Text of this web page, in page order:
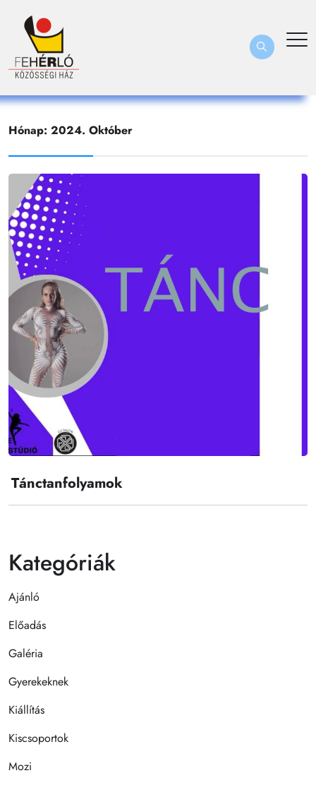
Hónap: 2024. Október
Tánctanfolyamok
Kategóriák
Ajánló
Előadás
Galéria
Gyerekeknek
Kiállítás
Kiscsoportok
Mozi